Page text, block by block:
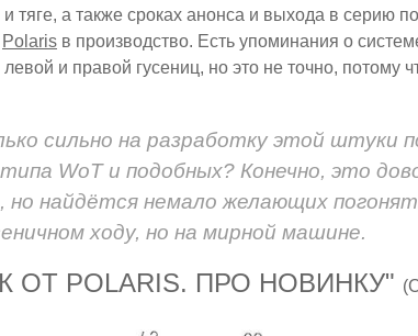
тяге, а также сроках анонса и выхода в серию
Polaris в производство. Есть упоминания о
и правой гусениц, но это не точно, потому
сильно на разработку этой штуки
WoT и подобных? Конечно, это
но найдётся немало желающих
ходу, но на мирной машине.
ОТ POLARIS. ПРО НОВИНКУ"